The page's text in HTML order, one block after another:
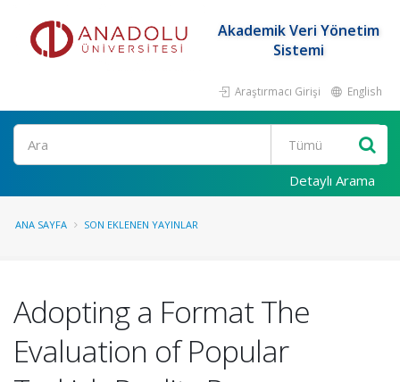
Akademik Veri Yönetim
Sistemi
Araştırmacı Girişi English
Ara
Detaylı Arama
ANA SAYFA SON EKLENEN YAYINLAR
Adopting a Format The
Evaluation of Popular